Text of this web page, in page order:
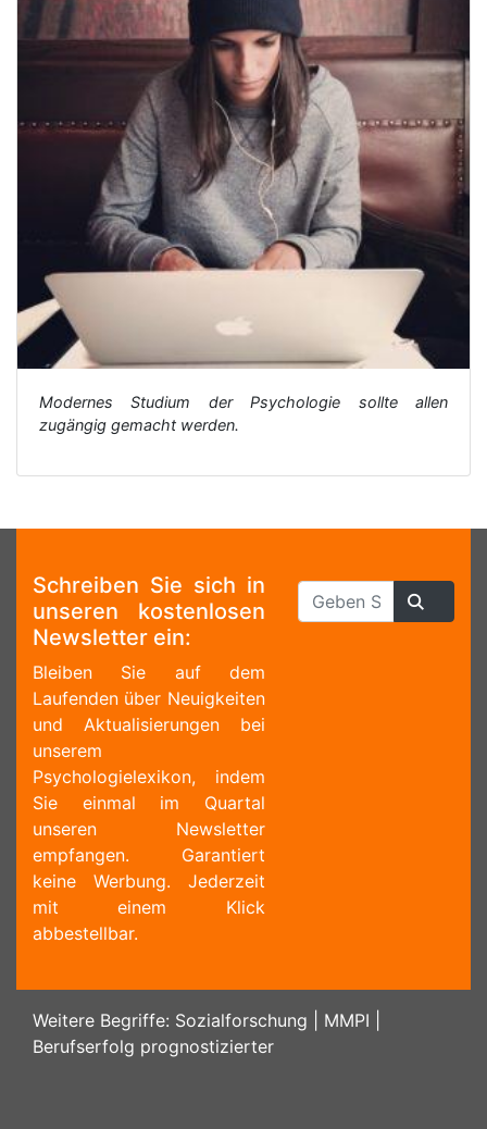
Modernes Studium der Psychologie sollte allen
zugängig gemacht werden.
Schreiben Sie sich in
unseren kostenlosen
Newsletter ein:
Bleiben Sie auf dem
Laufenden über Neuigkeiten
und Aktualisierungen bei
unserem
Psychologielexikon, indem
Sie einmal im Quartal
unseren Newsletter
empfangen. Garantiert
keine Werbung. Jederzeit
mit einem Klick
abbestellbar.
Weitere Begriffe: Sozialforschung MMPI
Berufserfolg prognostizierter